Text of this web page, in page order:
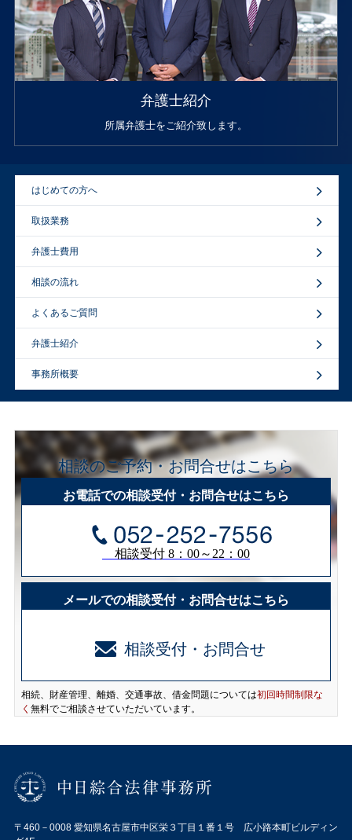
弁護士紹介
所属弁護士をご紹介致します。
はじめての方へ
取扱業務
弁護士費用
相談の流れ
よくあるご質問
弁護士紹介
事務所概要
相談のご予約・お問合せはこちら
お電話での相談受付・お問合せはこちら
相談受付 8：00～22：00
メールでの相談受付・お問合せはこちら
相談受付・お問合せ
相続、財産管理、離婚、交通事故、借金問題については初回時間制限な
く無料でご相談させていただいています。
〒460－0008 愛知県名古屋市中区栄３丁目１番１号 広小路本町ビルディン